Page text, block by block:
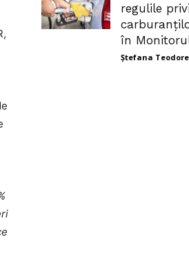
regulile
în
Ștefana